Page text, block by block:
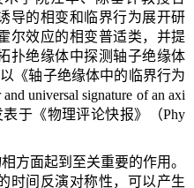
导的相变和临界行为展开研
尔效应的相变普适类，并提
扑绝缘体中探测轴子绝缘体
《轴子绝缘体中的临界行为
universal signature of an axi
表于《物理评论快报》（Phy
方面起到至关重要的作用。
时间反演对称性，可以产生